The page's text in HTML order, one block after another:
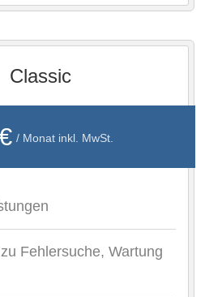
Classic
/ Monat inkl. MwSt.
Fehlersuche, Wartung